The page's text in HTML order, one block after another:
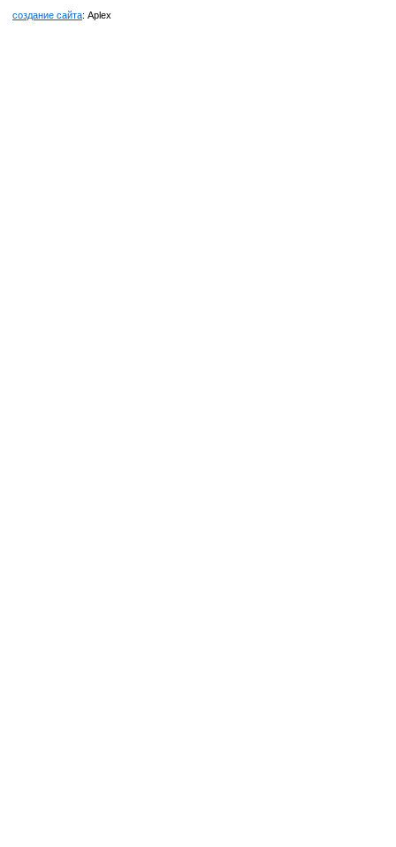
создание сайта: Aplex